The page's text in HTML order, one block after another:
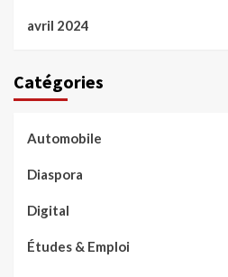
avril 2024
Catégories
Automobile
Diaspora
Digital
Études & Emploi